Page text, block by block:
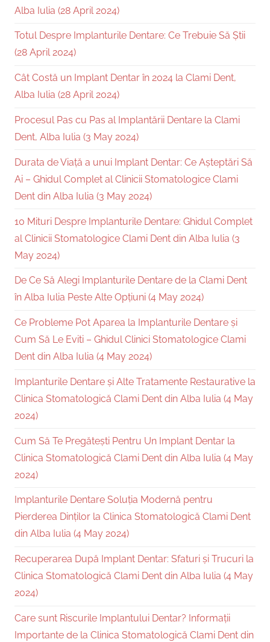
Alba Iulia (28 April 2024)
Totul Despre Implanturile Dentare: Ce Trebuie Să Știi
(28 April 2024)
Cât Costă un Implant Dentar în 2024 la Clami Dent,
Alba Iulia (28 April 2024)
Procesul Pas cu Pas al Implantării Dentare la Clami
Dent, Alba Iulia (3 May 2024)
Durata de Viață a unui Implant Dentar: Ce Așteptări Să
Ai – Ghidul Complet al Clinicii Stomatologice Clami
Dent din Alba Iulia (3 May 2024)
10 Mituri Despre Implanturile Dentare: Ghidul Complet
al Clinicii Stomatologice Clami Dent din Alba Iulia (3
May 2024)
De Ce Să Alegi Implanturile Dentare de la Clami Dent
în Alba Iulia Peste Alte Opțiuni (4 May 2024)
Ce Probleme Pot Aparea la Implanturile Dentare și
Cum Să Le Eviti – Ghidul Clinici Stomatologice Clami
Dent din Alba Iulia (4 May 2024)
Implanturile Dentare și Alte Tratamente Restaurative la
Clinica Stomatologică Clami Dent din Alba Iulia (4 May
2024)
Cum Să Te Pregătești Pentru Un Implant Dentar la
Clinica Stomatologică Clami Dent din Alba Iulia (4 May
2024)
Implanturile Dentare Soluția Modernă pentru
Pierderea Dinților la Clinica Stomatologică Clami Dent
din Alba Iulia (4 May 2024)
Recuperarea După Implant Dentar: Sfaturi și Trucuri la
Clinica Stomatologică Clami Dent din Alba Iulia (4 May
2024)
Care sunt Riscurile Implantului Dentar? Informații
Importante de la Clinica Stomatologică Clami Dent din